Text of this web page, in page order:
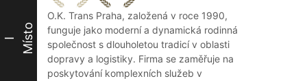
I Místo
O.K. Trans Praha, založená v roce 1990,
funguje jako moderní a dynamická rodinná
společnost s dlouholetou tradicí v oblasti
dopravy a logistiky. Firma se zaměřuje na
poskytování komplexních služeb v